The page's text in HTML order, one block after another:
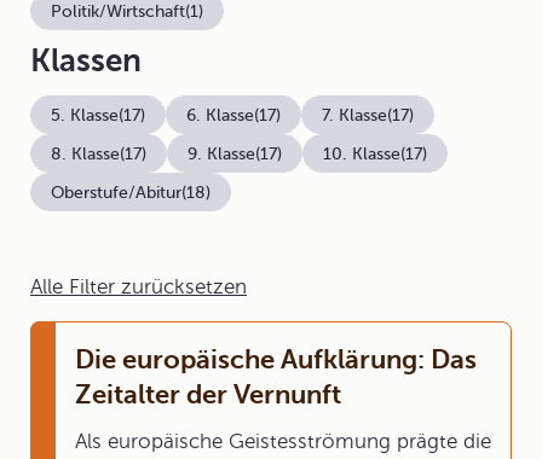
Alle Filter zurücksetzen
Die europäische Aufklärung: Das
Zeitalter der Vernunft
Als europäische Geistesströmung prägte die
Politik/Wirtschaft(1)
Klassen
5. Klasse(17) 6. Klasse(17) 7. Klasse(17)
8. Klasse(17) 9. Klasse(17) 10. Klasse(17)
Oberstufe/Abitur(18)